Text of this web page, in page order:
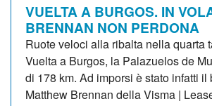
VUELTA A BURGOS. IN
BRENNAN NON PERDONA
Ruote veloci alla ribalta nella quarta
Vuelta a Burgos, la Palazuelos de
di 178 km. Ad imporsi è stato infatti il
Matthew Brennan della Visma |